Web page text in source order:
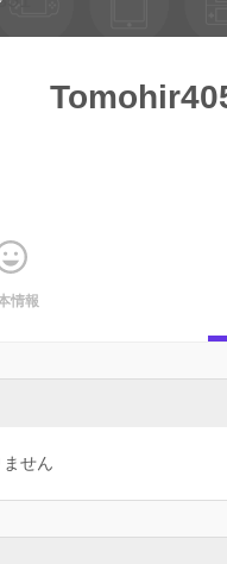
情報
せん